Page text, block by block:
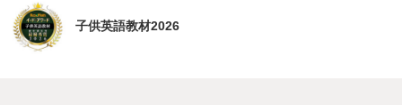
子供英語教材2026